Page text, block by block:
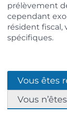
prélèvement
cependant
résident fiscal,
spécifiques.
Vous êtes
Vous